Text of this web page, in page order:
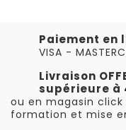
Paiement en
VISA -
Livraison
supérieure à
ou en magasin
formation et mise